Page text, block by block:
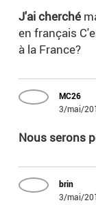
J'ai cherché
en français
à la France?
MC26
3/mai/
Nous serons
brin
3/mai/